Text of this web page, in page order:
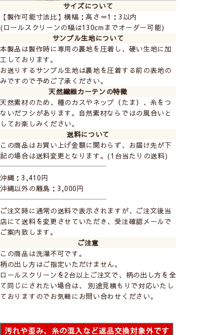
①2つの操作方法
プルコード式
下部のコードを引くとス
クリーンが巻き上がり開
閉します。
見た目はすっきりですが
巻きずれが生じやすいた
仕切り、目隠しにおすす
めです。
チェーンを引いて開閉し
ます(チェーンの長さや
づらい特徴があります。
※仕様や価格など予告なしに変更する可能性があります。予
めご了承ください。
②選べる部品カラー
サイズについて
【製作可能寸法比】横幅：高さ＝1：3以内
(ロールスクリーンの幅は130cmまでオーダー可能)
サンプル生地について
本製品は製作時に専用の裏地を圧着し、硬い生地に加
工しております。
お送りするサンプル生地は裏地を圧着する前の表地の
みですので予めご了承ください。
天然繊維カーテンの特徴
天然素材のため、種のカスやネップ（たま）、糸をつ
ないだフシがあります。自然素材ならではの風合いと
してお楽しみください。
送料について
この商品はお買い上げ金額に関わらず、お届け先が下
記の場合は送料変更となります。(1台当たりの送料)
沖縄：3,410円
沖縄以外の離島：3,000円
ご注文時に通常の送料で表示されますが、ご注文後当
店にて送料を変更させていただき、受注確認メールで
ご案内致します。
ご注意
この商品は洗濯不可です。
柄の出し方はご指定いただけません。
ロールスクリーンを2台以上ご注文で、柄の出し方を全
て同じにされたい場合は、 別途見積もりで対応いたし
ておりますのでお気軽にお問い合わせください。